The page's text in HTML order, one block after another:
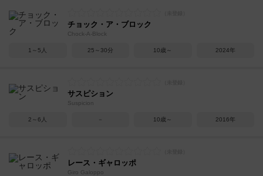
チョック・ア・ブロック
Chock-A-Block
1～5人 25～30分 10歳～ 2024年
サスピション
Suspicion
2～6人 － 10歳～ 2016年
レース・ギャロッポ
Giro Galoppo